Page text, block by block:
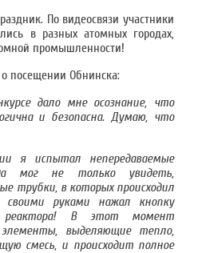
По видеосвязи участники
в разных атомных городах,
промышленности!
посещении Обнинска:
дало мне осознание, что
и безопасна. Думаю, что
я испытал непередаваемые
мог не только увидеть,
трубки, в которых происходил
руками нажал кнопку
реактора! В этот момент
выделяющие тепло,
смесь, и происходит полное